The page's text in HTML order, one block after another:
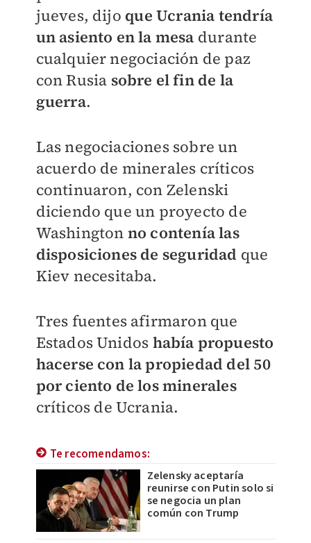
jueves, dijo que Ucrania tendría
un asiento en la mesa durante
cualquier negociación de paz
con Rusia sobre el fin de la
guerra.
Las negociaciones sobre un
acuerdo de minerales críticos
continuaron, con Zelenski
diciendo que un proyecto de
Washington no contenía las
disposiciones de seguridad que
Kiev necesitaba.
Tres fuentes afirmaron que
Estados Unidos había propuesto
hacerse con la propiedad del 50
por ciento de los minerales
críticos de Ucrania.
Te recomendamos:
Zelensky aceptaría
reunirse con Putin solo si
se negocia un plan
común con Trump